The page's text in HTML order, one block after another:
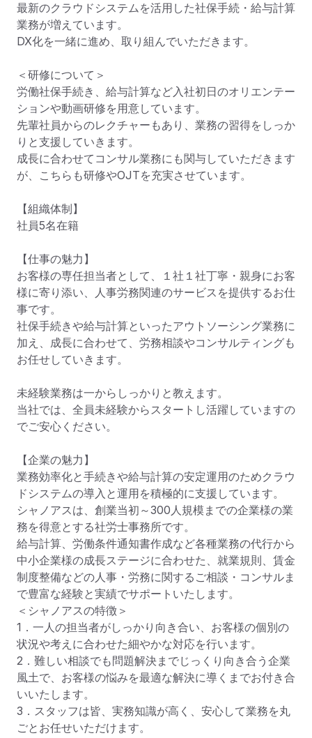
最新のクラウドシステムを活用した社保手続・給与計算
業務が増えています。
DX化を一緒に進め、取り組んでいただきます。
＜研修について＞
労働社保手続き、給与計算など入社初日のオリエンテー
ションや動画研修を用意しています。
先輩社員からのレクチャーもあり、業務の習得をしっか
りと支援していきます。
成長に合わせてコンサル業務にも関与していただきます
が、こちらも研修やOJTを充実させています。
【組織体制】
社員5名在籍
【仕事の魅力】
お客様の専任担当者として、１社１社丁寧・親身にお客
様に寄り添い、人事労務関連のサービスを提供するお仕
事です。
社保手続きや給与計算といったアウトソーシング業務に
加え、成長に合わせて、労務相談やコンサルティングも
お任せしていきます。
未経験業務は一からしっかりと教えます。
当社では、全員未経験からスタートし活躍していますの
でご安心ください。
【企業の魅力】
業務効率化と手続きや給与計算の安定運用のためクラウ
ドシステムの導入と運用を積極的に支援しています。
シャノアスは、創業当初～300人規模までの企業様の業
務を得意とする社労士事務所です。
給与計算、労働条件通知書作成など各種業務の代行から
中小企業様の成長ステージに合わせた、就業規則、賃金
制度整備などの人事・労務に関するご相談・コンサルま
で豊富な経験と実績でサポートいたします。
＜シャノアスの特徴＞
1．一人の担当者がしっかり向き合い、お客様の個別の
状況や考えに合わせた細やかな対応を行います。
2．難しい相談でも問題解決までじっくり向き合う企業
風土で、お客様の悩みを最適な解決に導くまでお付き合
いいたします。
3．スタッフは皆、実務知識が高く、安心して業務を丸
ごとお任せいただけます。